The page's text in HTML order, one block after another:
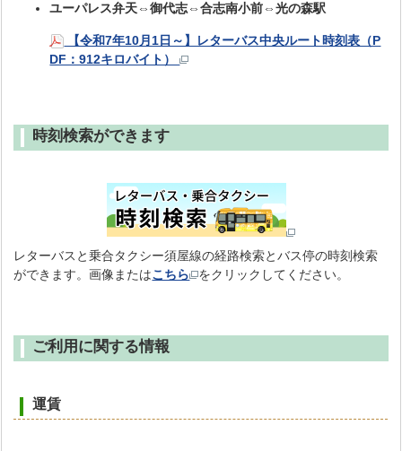
ユーパレス弁天⇔御代志⇔合志南小前⇔光の森駅
【令和7年10月1日～】レターバス中央ルート時刻表（P
DF：912キロバイト）
時刻検索ができます
レターバスと乗合タクシー須屋線の経路検索とバス停の時刻検索
ができます。画像またはこちら をクリックしてください。
ご利用に関する情報
運賃